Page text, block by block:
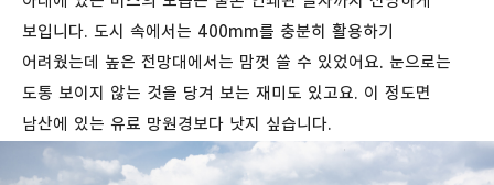
보입니다. 도시 속에서는 400mm를 충분히 활용하기
어려웠는데 높은 전망대에서는 맘껏 쓸 수 있었어요. 눈으로는
도통 보이지 않는 것을 당겨 보는 재미도 있고요. 이 정도면
남산에 있는 유료 망원경보다 낫지 싶습니다.